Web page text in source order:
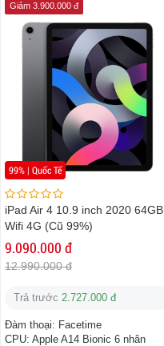
99% | Quốc Tế
Giảm 3.900.000 đ
iPad Air 4 10.9 inch 2020 64GB
Wifi 4G (Cũ 99%)
9.090.000 đ
12.990.000 đ
Trả trước 2.727.000 đ
Đàm thoại: Facetime
CPU: Apple A14 Bionic 6 nhân